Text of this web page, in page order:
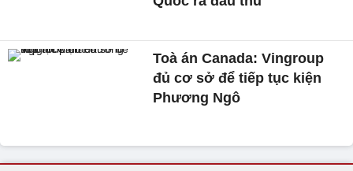
Toà án Canada: Vingroup
đủ cơ sở để tiếp tục kiện
Phương Ngô